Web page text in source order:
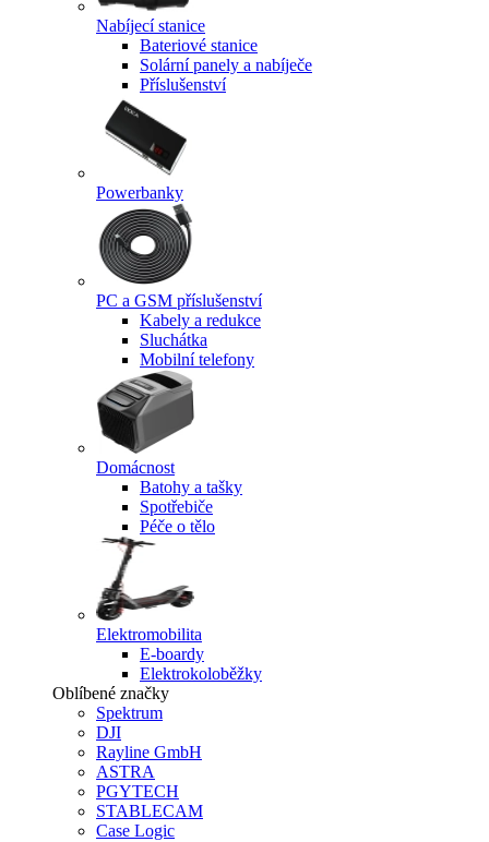
Nabíjecí stanice
Bateriové stanice
Solární panely a nabíječe
Příslušenství
Powerbanky
PC a GSM příslušenství
Kabely a redukce
Sluchátka
Mobilní telefony
Domácnost
Batohy a tašky
Spotřebiče
Péče o tělo
Elektromobilita
E-boardy
Elektrokoloběžky
Oblíbené značky
Spektrum
DJI
Rayline GmbH
ASTRA
PGYTECH
STABLECAM
Case Logic